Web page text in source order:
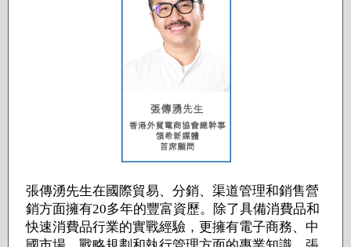
張傳湧先生在國際貿易、分銷、渠道管理和銷售營
銷方面擁有20多年的豐富資歷。除了具備消費品和
快速消費品行業的實戰經驗，更擁有電子商務、中